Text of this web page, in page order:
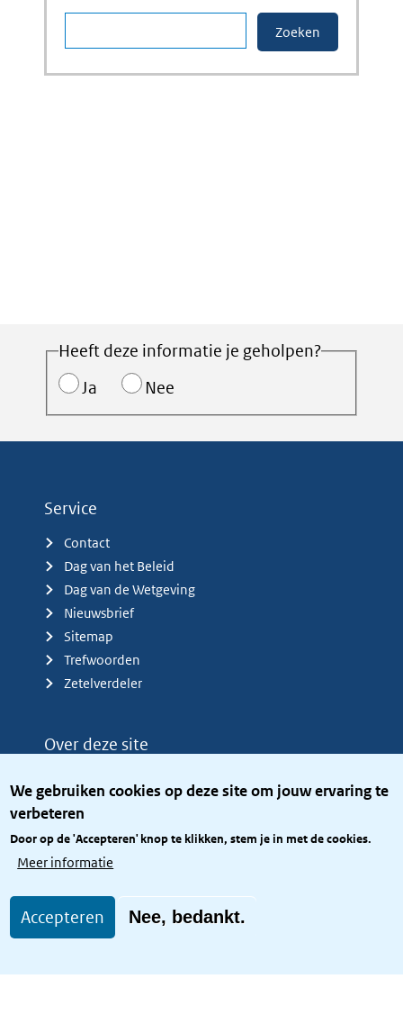
We gebruiken cookies op deze site om jouw ervaring te
verbeteren
Door op de 'Accepteren' knop te klikken, stem je in met de cookies.
Meer informatie
Accepteren Nee, bedankt.
Heeft deze informatie je geholpen?
Ja
Nee
Service
Contact
Dag van het Beleid
Dag van de Wetgeving
Nieuwsbrief
Sitemap
Trefwoorden
Zetelverdeler
Over deze site
Privacy
Toegang site openbaar
Toegankelijkheid